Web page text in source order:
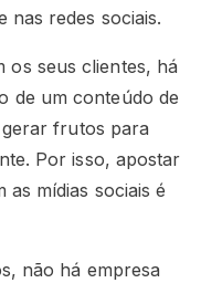
nas redes sociais.
os seus clientes, há
de um conteúdo de
frutos para
Por isso, apostar
as mídias sociais é
não há empresa